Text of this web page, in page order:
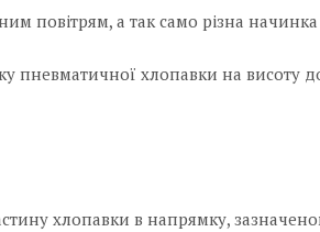
повітрям, а так само різна начинка
пневматичної хлопавки на висоту
хлопавки в напрямку,